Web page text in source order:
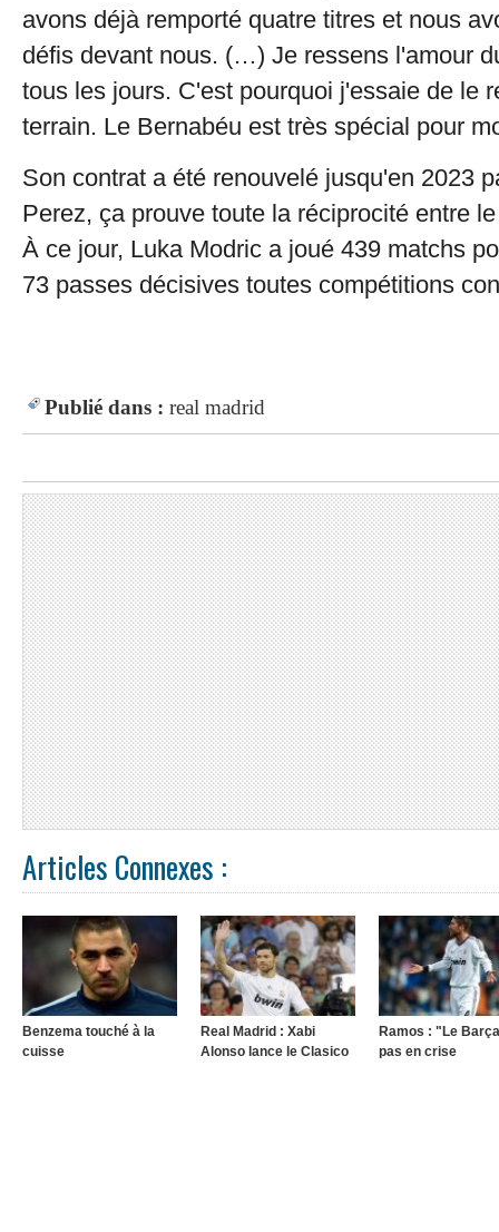
avons déjà remporté quatre titres et nous
défis devant nous. (…) Je ressens l'amour
tous les jours. C'est pourquoi j'essaie de le
terrain. Le Bernabéu est très spécial pour
Son contrat a été renouvelé jusqu'en 2023
Perez, ça prouve toute la réciprocité entre
À ce jour, Luka Modric a joué 439 matchs
73 passes décisives toutes compétitions
Publié dans : real madrid
Articles Connexes :
Benzema touché à la
cuisse
Real Madrid : Xabi
Alonso lance le Clasico
Ramos : "Le
pas en crise